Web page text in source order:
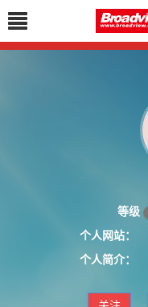
等级
个人网站：
个人简介：